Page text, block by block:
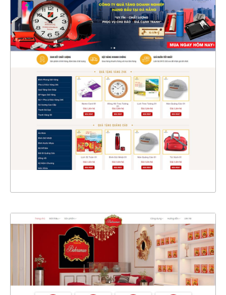
47210
CHI TIẾT
XEM THỰC TẾ